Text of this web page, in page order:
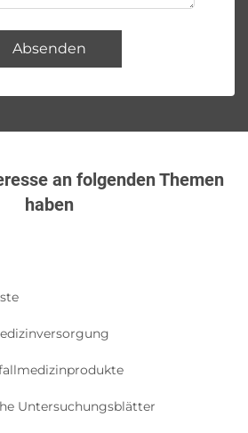
Absenden
an folgenden Themen
haben
Untersuchungsblätter